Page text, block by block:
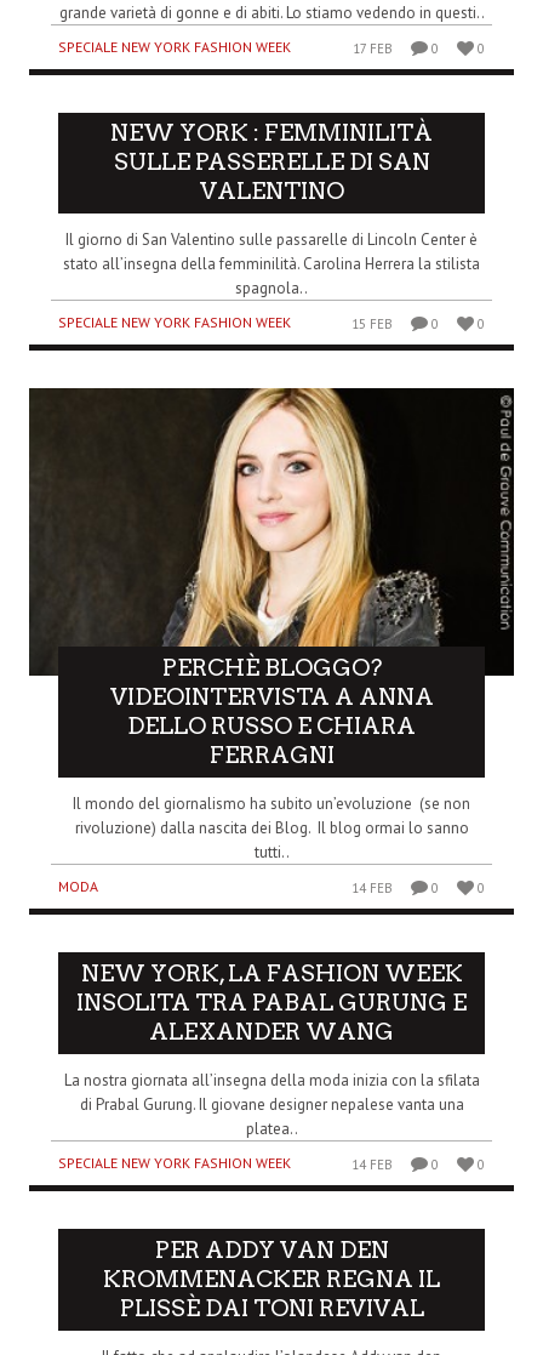
grande varietà di gonne e di abiti. Lo stiamo vedendo in questi..
SPECIALE NEW YORK FASHION WEEK 17 FEB 0 0
NEW YORK : FEMMINILITÀ
SULLE PASSERELLE DI SAN
VALENTINO
Il giorno di San Valentino sulle passarelle di Lincoln Center è
stato all’insegna della femminilità. Carolina Herrera la stilista
spagnola..
SPECIALE NEW YORK FASHION WEEK 15 FEB 0 0
PERCHÈ BLOGGO?
VIDEOINTERVISTA A ANNA
DELLO RUSSO E CHIARA
FERRAGNI
Il mondo del giornalismo ha subito un’evoluzione (se non
rivoluzione) dalla nascita dei Blog. Il blog ormai lo sanno
tutti..
MODA 14 FEB 0 0
NEW YORK, LA FASHION WEEK
INSOLITA TRA PABAL GURUNG E
ALEXANDER WANG
La nostra giornata all’insegna della moda inizia con la sfilata
di Prabal Gurung. Il giovane designer nepalese vanta una
platea..
SPECIALE NEW YORK FASHION WEEK 14 FEB 0 0
PER ADDY VAN DEN
KROMMENACKER REGNA IL
PLISSÈ DAI TONI REVIVAL